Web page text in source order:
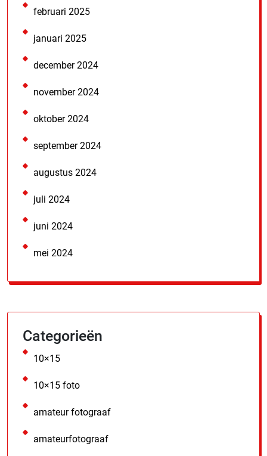
februari 2025
januari 2025
december 2024
november 2024
oktober 2024
september 2024
augustus 2024
juli 2024
juni 2024
mei 2024
Categorieën
10×15
10×15 foto
amateur fotograaf
amateurfotograaf